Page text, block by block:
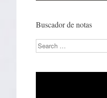
Buscador de notas
Search